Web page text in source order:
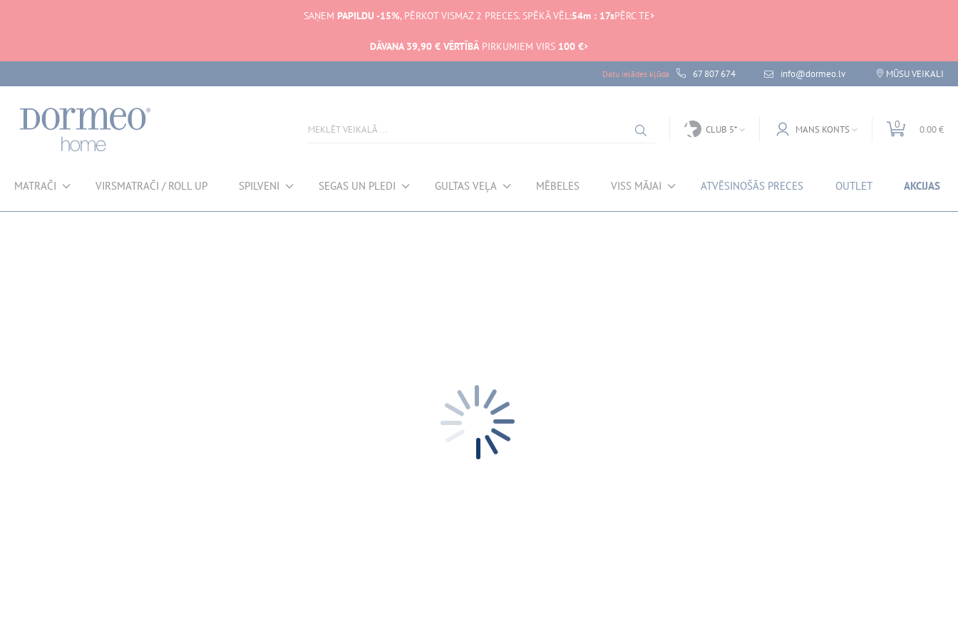
SAŅEM PAPILDU -15%, PĒRKOT VISMAZ 2 PRECES. SPĒKĀ VĒL:54m : 16sPĒRC TE
DĀVANA 39,90 € VĒRTĪBĀ PIRKUMIEM VIRS 100 €
Datu ielādes kļūda 67 807 674 info@dormeo.lv MŪSU VEIKALI
CLUB 5* MANS KONTS 0 0.00 €
MATRAČI VIRSMATRAČI / ROLL UP SPILVENI SEGAS UN PLEDI GULTAS VEĻA MĒBELES VISS MĀJAI ATVĒSINOŠĀS PRECES OUTLET AKCIJAS